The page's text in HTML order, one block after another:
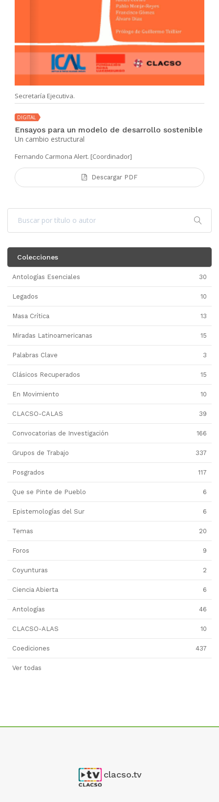
Secretaría Ejecutiva.
DIGITAL
Ensayos para un modelo de desarrollo sostenible
Un cambio estructural
Fernando Carmona Alert. [Coordinador]
Descargar PDF
Colecciones
Antologías Esenciales 30
Legados 10
Masa Crítica 13
Miradas Latinoamericanas 15
Palabras Clave 3
Clásicos Recuperados 15
En Movimiento 10
CLACSO-CALAS 39
Convocatorias de Investigación 166
Grupos de Trabajo 337
Posgrados 117
Que se Pinte de Pueblo 6
Epistemologías del Sur 6
Temas 20
Foros 9
Coyunturas 2
Ciencia Abierta 6
Antologías 46
CLACSO-ALAS 10
Coediciones 437
Ver todas
clacso.tv